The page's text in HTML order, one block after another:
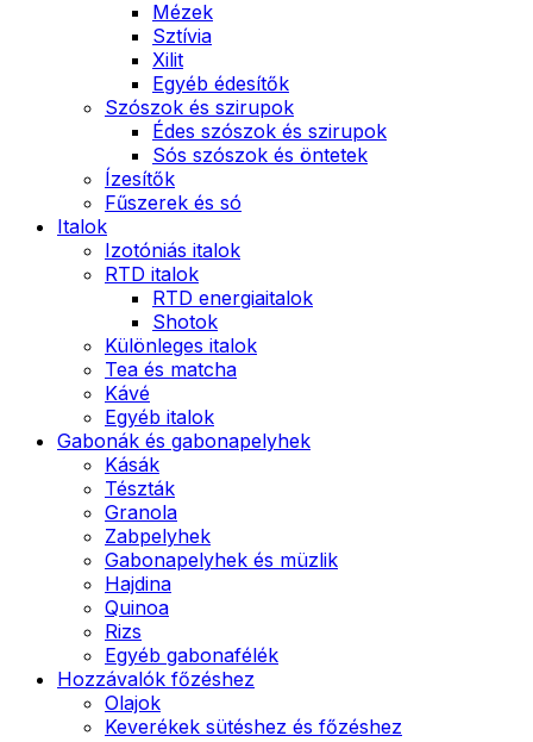
Mézek
Sztívia
Xilit
Egyéb édesítők
Szószok és szirupok
Édes szószok és szirupok
Sós szószok és öntetek
Ízesítők
Fűszerek és só
Italok
Izotóniás italok
RTD italok
RTD energiaitalok
Shotok
Különleges italok
Tea és matcha
Kávé
Egyéb italok
Gabonák és gabonapelyhek
Kásák
Tészták
Granola
Zabpelyhek
Gabonapelyhek és müzlik
Hajdina
Quinoa
Rizs
Egyéb gabonafélék
Hozzávalók főzéshez
Olajok
Keverékek sütéshez és főzéshez